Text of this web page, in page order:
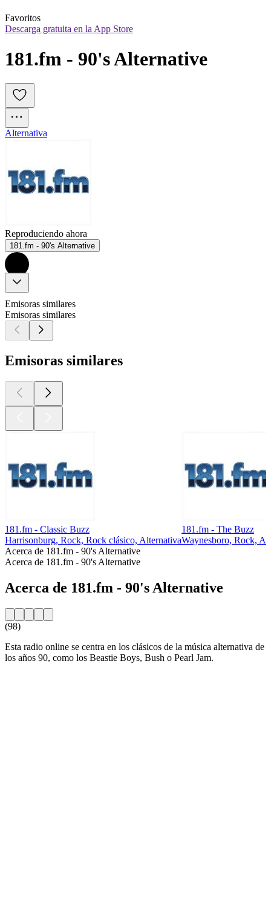
Favoritos
Descarga gratuita en la App Store
181.fm - 90's Alternative
Alternativa
Reproduciendo ahora
181.fm - 90's Alternative
Emisoras similares
Emisoras similares
Emisoras similares
181.fm - Classic Buzz
Harrisonburg, Rock, Rock clásico, Alternativa
181.fm - The Buzz
Waynesboro, Rock,
Acerca de 181.fm - 90's Alternative
Acerca de 181.fm - 90's Alternative
Acerca de 181.fm - 90's Alternative
(98)
Esta radio online se centra en los clásicos de la música alternativa de
los años 90, como los Beastie Boys, Bush o Pearl Jam.